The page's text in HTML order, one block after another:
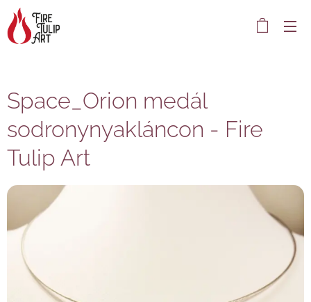
Space_Orion medál
sodronynyakláncon - Fire
Tulip Art